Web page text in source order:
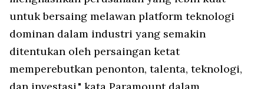
untuk bersaing melawan platform teknologi
dominan dalam industri yang semakin
ditentukan oleh persaingan ketat
memperebutkan penonton, talenta, teknologi,